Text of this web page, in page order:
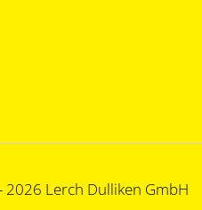
Lerch Dulliken GmbH